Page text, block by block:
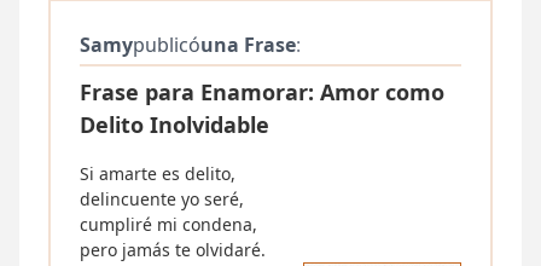
Samypublicóuna Frase:
Frase para Enamorar: Amor como
Delito Inolvidable
Si amarte es delito,
delincuente yo seré,
cumpliré mi condena,
pero jamás te olvidaré.